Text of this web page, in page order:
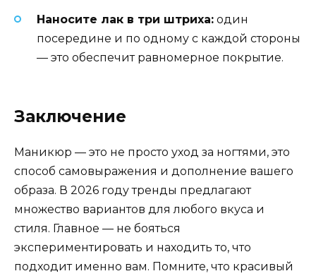
Наносите лак в три штриха: один
посередине и по одному с каждой стороны
— это обеспечит равномерное покрытие.
Заключение
Маникюр — это не просто уход за ногтями, это
способ самовыражения и дополнение вашего
образа. В 2026 году тренды предлагают
множество вариантов для любого вкуса и
стиля. Главное — не бояться
экспериментировать и находить то, что
подходит именно вам. Помните, что красивый